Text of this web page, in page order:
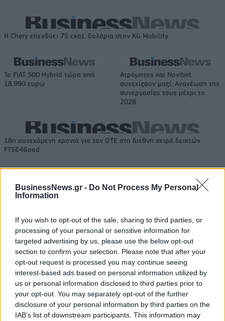
BusinessNews.gr - Do Not Process My Personal
Information
If you wish to opt-out of the sale, sharing to third parties, or
processing of your personal or sensitive information for
targeted advertising by us, please use the below opt-out
section to confirm your selection. Please note that after your
opt-out request is processed you may continue seeing
interest-based ads based on personal information utilized by
us or personal information disclosed to third parties prior to
your opt-out. You may separately opt-out of the further
disclosure of your personal information by third parties on the
IAB’s list of downstream participants. This information may
Η Chery επενδύει 75 εκατ. δολάρια στην KG Mobility
Το FIAT 500 Hybrid τώρα από
18.990 ευρώ
Ατρόμητος και Novibet
συνεχίζουν μαζί: Ανανέωση της
συνεργασίας τους μέχρι το
2028
18η συνεχόμενη χρονιά για τον ΟΤΕ στη διεθνή σειρά δεικτών
FTSE4Good
Alpha Bank: Για πρώτη φορά το Αρχαίο Θέατρο Επιδαύρου άνοιξε τις
πύλες του σε όλους
ΠΕΡΙΣΣΌΤΕΡΑ ΣΕ ΑΥΤΉ ΤΗΝ ΚΑΤΗΓΟΡΊΑ